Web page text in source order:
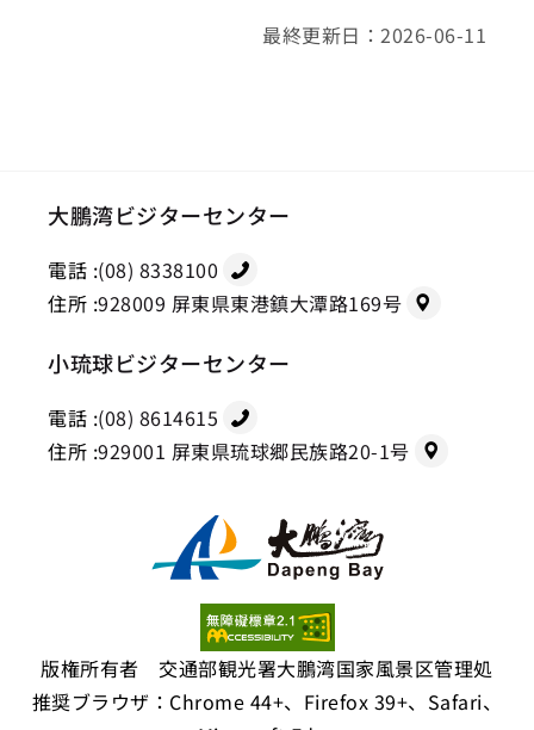
最終更新日：2026-06-11
大鵬湾ビジターセンター
電話 :(08) 8338100
住所 :928009 屏東県東港鎮大潭路169号
小琉球ビジターセンター
電話 :(08) 8614615
住所 :929001 屏東県琉球郷民族路20-1号
版権所有者 交通部観光署大鵬湾国家風景区管理処
推奨ブラウザ：Chrome 44+、Firefox 39+、Safari、